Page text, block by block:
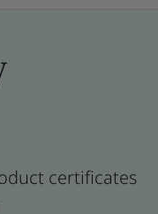
certificates